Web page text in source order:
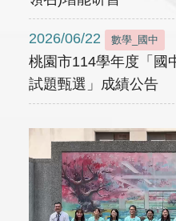
2026/06/22 數學_國中
桃園市114學年度「國
試題甄選」成績公告